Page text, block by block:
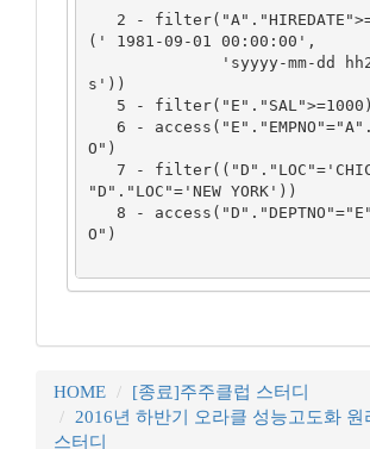
(' 1981-09-01 00:00:00',
s'))
O")
"D"."LOC"='NEW YORK'))
O")
HOME
[종료]주주클럽 스터디
2016년 하반기 오라클 성능고도화
스터디